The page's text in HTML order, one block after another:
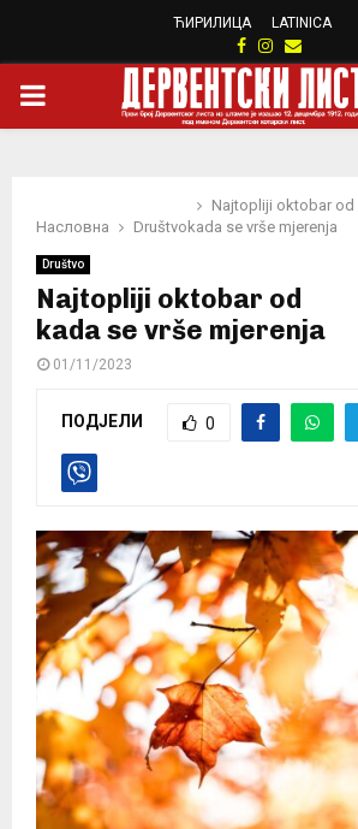
ЋИРИЛИЦА LATINICA
Facebook
Instagram
Email
PRIMARY
Насловна Društvo
Najtopliji oktobar od
kada se vrše mjerenja
Društvo
Najtopliji oktobar od
kada se vrše mjerenja
01/11/2023
ПОДЈЕЛИ 0